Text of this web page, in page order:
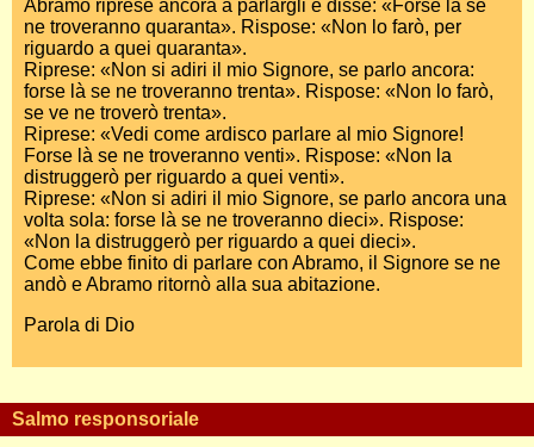
Abramo riprese ancora a parlargli e disse: «Forse là se
ne troveranno quaranta». Rispose: «Non lo farò, per
riguardo a quei quaranta».
Riprese: «Non si adiri il mio Signore, se parlo ancora:
forse là se ne troveranno trenta». Rispose: «Non lo farò,
se ve ne troverò trenta».
Riprese: «Vedi come ardisco parlare al mio Signore!
Forse là se ne troveranno venti». Rispose: «Non la
distruggerò per riguardo a quei venti».
Riprese: «Non si adiri il mio Signore, se parlo ancora una
volta sola: forse là se ne troveranno dieci». Rispose:
«Non la distruggerò per riguardo a quei dieci».
Come ebbe finito di parlare con Abramo, il Signore se ne
andò e Abramo ritornò alla sua abitazione.
Parola di Dio
Salmo responsoriale